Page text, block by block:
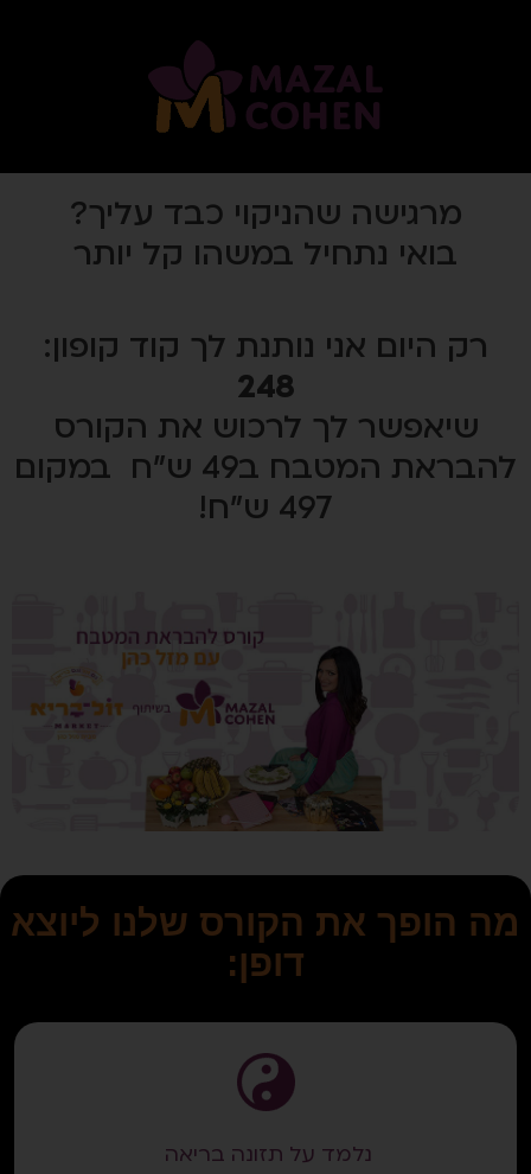
מרגישה שהניקוי כבד עליך?
בואי נתחיל במשהו קל יותר
רק היום אני נותנת לך קוד קופון:
248
שיאפשר לך לרכוש את הקורס
להבראת המטבח ב49 ש"ח במקום
497 ש"ח!
מה הופך את הקורס שלנו ליוצא
דופן:
נלמד על תזונה בריאה